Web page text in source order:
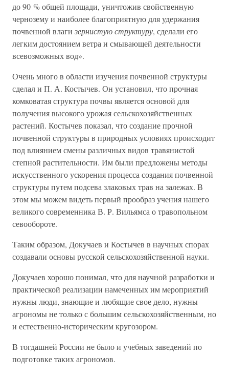
до 90 % общей площади, уничтожив свойственную
чернозему и наиболее благоприятную для удержания
почвенной влаги зернистую структуру, сделали его
легким достоянием ветра и смывающей деятельности
всевозможных вод».
Очень много в области изучения почвенной структуры
сделал и П. А. Костычев. Он установил, что прочная
комковатая структура почвы является основой для
получения высокого урожая сельскохозяйственных
растений. Костычев показал, что создание прочной
почвенной структуры в природных условиях происходит
под влиянием смены различных видов травянистой
степной растительности. Им были предложены методы
искусственного ускорения процесса создания почвенной
структуры путем подсева злаковых трав на залежах. В
этом мы можем видеть первый прообраз учения нашего
великого современника В. Р. Вильямса о травопольном
севообороте.
Таким образом, Докучаев и Костычев в научных спорах
создавали основы русской сельскохозяйственной науки.
Докучаев хорошо понимал, что для научной разработки и
практической реализации намеченных им мероприятий
нужны люди, знающие и любящие свое дело, нужны
агрономы не только с большим сельскохозяйственным, но
и естественно-историческим кругозором.
В тогдашней России не было и учебных заведений по
подготовке таких агрономов.